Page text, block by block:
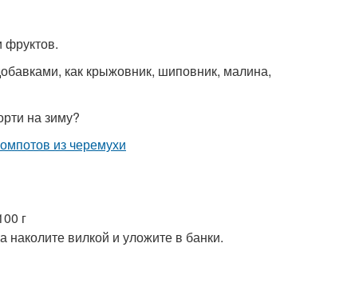
как крыжовник, шиповник, малина,
на зиму?
г
вилкой и уложите в банки.